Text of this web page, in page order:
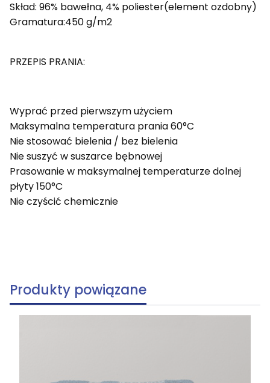
Skład: 96% bawełna, 4% poliester(element ozdobny)
Gramatura:450 g/m2
PRZEPIS PRANIA:
Wyprać przed pierwszym użyciem
Maksymalna temperatura prania 60°C
Nie stosować bielenia / bez bielenia
Nie suszyć w suszarce bębnowej
Prasowanie w maksymalnej temperaturze dolnej
płyty 150°C
Nie czyścić chemicznie
Produkty powiązane